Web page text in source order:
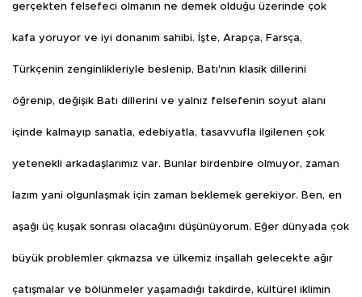
gerçekten felsefeci olmanın ne demek olduğu üzerinde çok
kafa yoruyor ve iyi donanım sahibi. İşte, Arapça, Farsça,
Türkçenin zenginlikleriyle beslenip, Batı’nın klasik dillerini
öğrenip, değişik Batı dillerini ve yalnız felsefenin soyut alanı
içinde kalmayıp sanatla, edebiyatla, tasavvufla ilgilenen çok
yetenekli arkadaşlarımız var. Bunlar birdenbire olmuyor, zaman
lazım yani olgunlaşmak için zaman beklemek gerekiyor. Ben, en
aşağı üç kuşak sonrası olacağını düşünüyorum. Eğer dünyada çok
büyük problemler çıkmazsa ve ülkemiz inşallah gelecekte ağır
çatışmalar ve bölünmeler yaşamadığı takdirde, kültürel iklimin